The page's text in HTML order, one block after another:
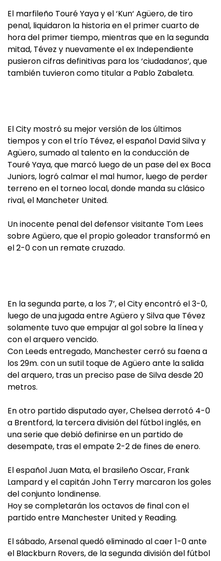
El marfileño Touré Yaya y el ‘Kun‘ Agüero, de tiro
penal, liquidaron la historia en el primer cuarto de
hora del primer tiempo, mientras que en la segunda
mitad, Tévez y nuevamente el ex Independiente
pusieron cifras definitivas para los ‘ciudadanos‘, que
también tuvieron como titular a Pablo Zabaleta.
El City mostró su mejor versión de los últimos
tiempos y con el trío Tévez, el español David Silva y
Agüero, sumado al talento en la conducción de
Touré Yaya, que marcó luego de un pase del ex Boca
Juniors, logró calmar el mal humor, luego de perder
terreno en el torneo local, donde manda su clásico
rival, el Mancheter United.
Un inocente penal del defensor visitante Tom Lees
sobre Agüero, que el propio goleador transformó en
el 2-0 con un remate cruzado.
En la segunda parte, a los 7’, el City encontró el 3-0,
luego de una jugada entre Agüero y Silva que Tévez
solamente tuvo que empujar al gol sobre la línea y
con el arquero vencido.
Con Leeds entregado, Manchester cerró su faena a
los 29m. con un sutil toque de Agüero ante la salida
del arquero, tras un preciso pase de Silva desde 20
metros.
En otro partido disputado ayer, Chelsea derrotó 4-0
a Brentford, la tercera división del fútbol inglés, en
una serie que debió definirse en un partido de
desempate, tras el empate 2-2 de fines de enero.
El español Juan Mata, el brasileño Oscar, Frank
Lampard y el capitán John Terry marcaron los goles
del conjunto londinense.
Hoy se completarán los octavos de final con el
partido entre Manchester United y Reading.
El sábado, Arsenal quedó eliminado al caer 1-0 ante
el Blackburn Rovers, de la segunda división del fútbol